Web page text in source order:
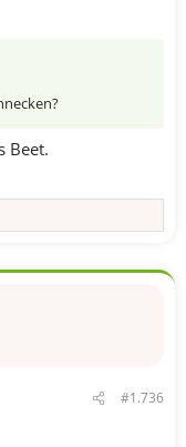
Beet.
#1.736